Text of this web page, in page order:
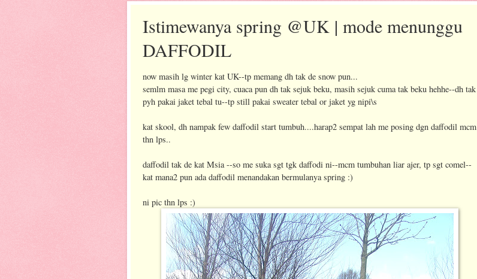
Istimewanya spring @UK | mode menunggu
DAFFODIL
now masih lg winter kat UK--tp memang dh tak de snow pun...
semlm masa me pegi city, cuaca pun dh tak sejuk beku, masih sejuk cuma tak beku hehhe--dh tak
pyh pakai jaket tebal tu--tp still pakai sweater tebal or jaket yg nipi\s
kat skool, dh nampak few daffodil start tumbuh....harap2 sempat lah me posing dgn daffodil mcm
thn lps..
daffodil tak de kat Msia --so me suka sgt tgk daffodi ni--mcm tumbuhan liar ajer, tp sgt comel--
kat mana2 pun ada daffodil menandakan bermulanya spring :)
ni pic thn lps :)